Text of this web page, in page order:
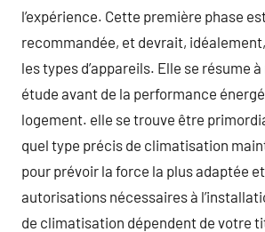
l’expérience. Cette première phase
recommandée, et devrait,
les types d’appareils. Elle se résume
étude avant de la performance
logement. elle se trouve être
quel type précis de climatisation
pour prévoir la force la plus adaptée
autorisations nécessaires à
de climatisation dépendent de votre